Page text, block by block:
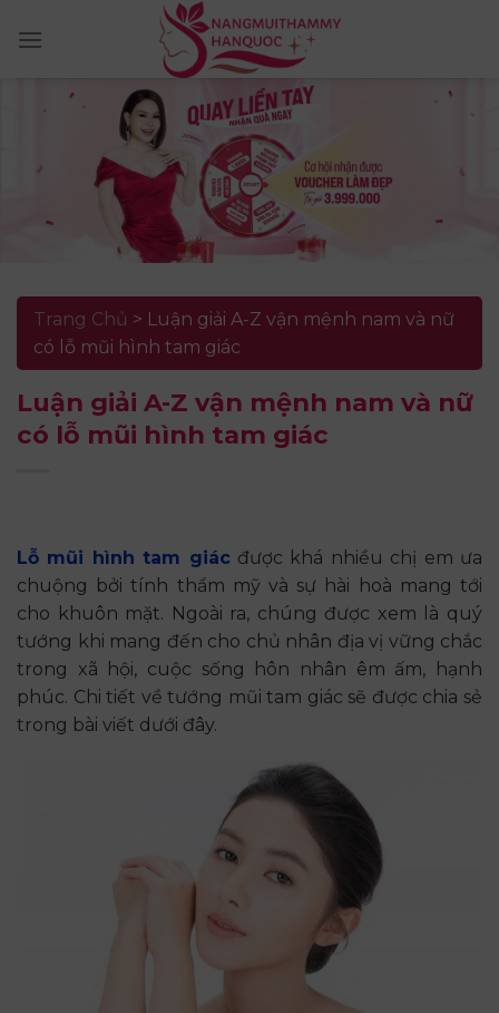
Trang Chủ > Luận giải A-Z vận mệnh nam và nữ
có lỗ mũi hình tam giác
Luận giải A-Z vận mệnh nam và nữ
có lỗ mũi hình tam giác
Lỗ mũi hình tam giác được khá nhiều chị em ưa
chuộng bởi tính thẩm mỹ và sự hài hoà mang tới
cho khuôn mặt. Ngoài ra, chúng được xem là quý
tướng khi mang đến cho chủ nhân địa vị vững chắc
trong xã hội, cuộc sống hôn nhân êm ấm, hạnh
phúc. Chi tiết về tướng mũi tam giác sẽ được chia sẻ
trong bài viết dưới đây.